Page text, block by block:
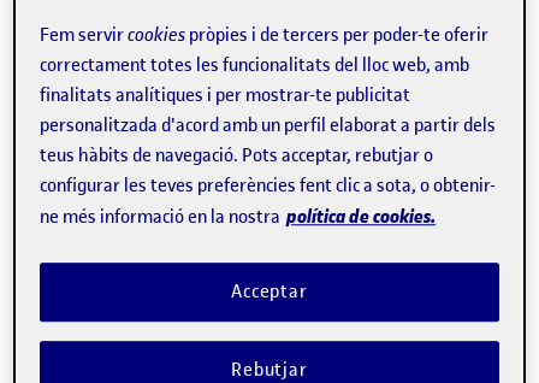
desplaça d'un lloc a un altre gràcies a un sistema format
per sensors, càmeres i GPS que li permeten detectar
obstacles i avançar", explica Rahmanikivi, que és el
cervell i el líder del projecte.
Aquest enginyer és estudiant del programa de doctorat
grup de recerca K-ryptography and Information Security
for Open Networks (KISON) de l'Internet Interdisciplinary
) de la Universitat Oberta de Catalunya
Fem servircookies pròpies i de tercers per poder-te oferir
correctament totes les funcionalitats del lloc web, amb
finalitats analítiques i per mostrar-te publicitat
personalitzada d'acord amb un perfil elaborat a partir dels
teus hàbits de navegació. Pots acceptar, rebutjar o
configurar les teves preferències fent clic a sota, o obtenir-
ne més informació en la nostra política de cookies.
Rebutjar
Acceptar